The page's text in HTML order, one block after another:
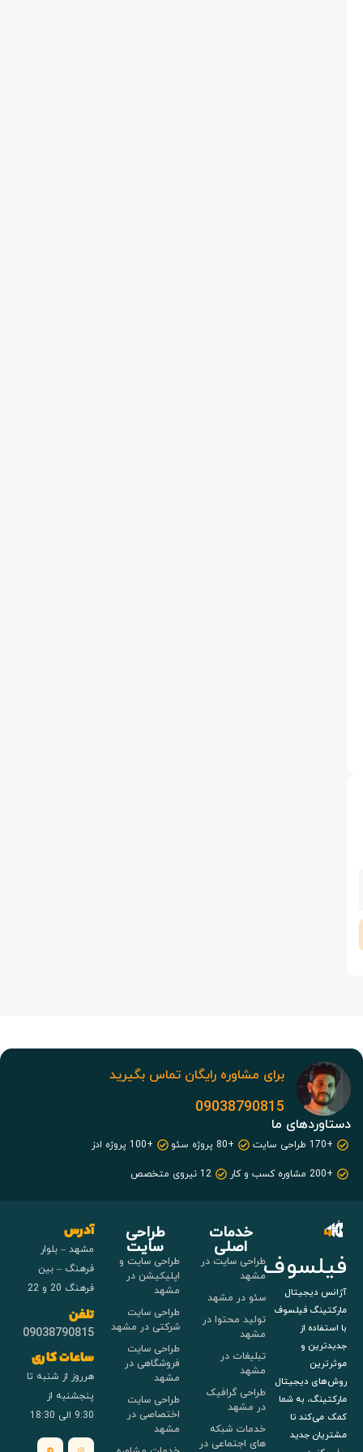
برای مشاوره رایگان تماس بگیرید
09038790815
دستاوردهای ما
+170 طراحی سایت +80 پروژه سئو
+100 پروژه ادز
+200 مشاوره کسب و کار
12 نیروی متخصص
فیلسوف
آژانس دیجیتال
مارکتینگ فیلسوف
با استفاده از
جدیدترین و
موثرترین
روش‌های دیجیتال
مارکتینگ، به شما
کمک می‌کند تا
مشتریان جدید
خدمات
اصلی
طراحی سایت در
مشهد
سئو در مشهد
تولید محتوا در
مشهد
تبلیغات در
مشهد
طراحی گرافیک
در مشهد
خدمات شبکه
های اجتماعی در
طراحی
سایت
طراحی سایت و
اپلیکیشن در
مشهد
طراحی سایت
شرکتی در مشهد
طراحی سایت
فروشگاهی در
مشهد
طراحی سایت
اختصاصی در
مشهد
آدرس
مشهد – بلوار
فرهنگ – بین
فرهنگ 20 و 22
تلفن
09038790815
ساعات کاری
هرروز از شنبه تا
پنجشنبه از
9:30 الی 18:30